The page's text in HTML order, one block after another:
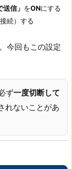
信」 をONにする
続）する
今回もこの設定
ず一度切断して
れないことがあ